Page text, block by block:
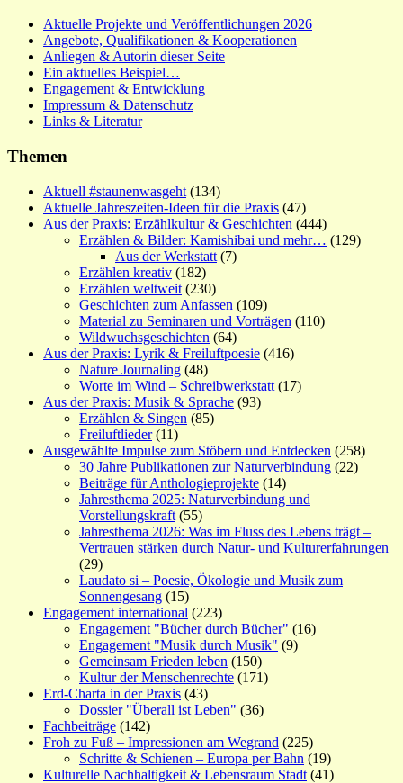
Aktuelle Projekte und Veröffentlichungen 2026
Angebote, Qualifikationen & Kooperationen
Anliegen & Autorin dieser Seite
Ein aktuelles Beispiel…
Engagement & Entwicklung
Impressum & Datenschutz
Links & Literatur
Themen
Aktuell #staunenwasgeht (134)
Aktuelle Jahreszeiten-Ideen für die Praxis (47)
Aus der Praxis: Erzählkultur & Geschichten (444)
Erzählen & Bilder: Kamishibai und mehr… (129)
Aus der Werkstatt (7)
Erzählen kreativ (182)
Erzählen weltweit (230)
Geschichten zum Anfassen (109)
Material zu Seminaren und Vorträgen (110)
Wildwuchsgeschichten (64)
Aus der Praxis: Lyrik & Freiluftpoesie (416)
Nature Journaling (48)
Worte im Wind – Schreibwerkstatt (17)
Aus der Praxis: Musik & Sprache (93)
Erzählen & Singen (85)
Freiluftlieder(11)
Ausgewählte Impulse zum Stöbern und Entdecken (258)
30 Jahre Publikationen zur Naturverbindung (22)
Beiträge für Anthologieprojekte (14)
Jahresthema 2025: Naturverbindung und
Vorstellungskraft (55)
Jahresthema 2026: Was im Fluss des Lebens trägt –
Vertrauen stärken durch Natur- und Kulturerfahrungen
(29)
Laudato si – Poesie, Ökologie und Musik zum
Sonnengesang (15)
Engagement international (223)
Engagement "Bücher durch Bücher" (16)
Engagement "Musik durch Musik" (9)
Gemeinsam Frieden leben (150)
Kultur der Menschenrechte (171)
Erd-Charta in der Praxis (43)
Dossier "Überall ist Leben" (36)
Fachbeiträge (142)
Froh zu Fuß – Impressionen am Wegrand (225)
Schritte & Schienen – Europa per Bahn (19)
Kulturelle Nachhaltigkeit & Lebensraum Stadt (41)